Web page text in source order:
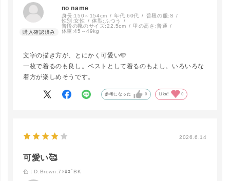
ﾛｺﾞBK
▲ 残りわずか
Black.2×ﾛ
ｺﾞoff
▲ 残りわずか
no name
身長:150～154cm 年代:60代 普段の服:S
性別:女性 体型: ふつう
普段の靴のサイズ:22.5cm 甲の高さ:普通
体重:45～49kg
文字の描き方が、とにかく可愛い🩷
一枚で着るのも良し。ベストとして着るのもよし。いろいろな
着方が楽しめそうです。
参考になった 0 Like! 0
2026.6.14
可愛い🥰
色：D.Brown.7×ﾛｺﾞBK